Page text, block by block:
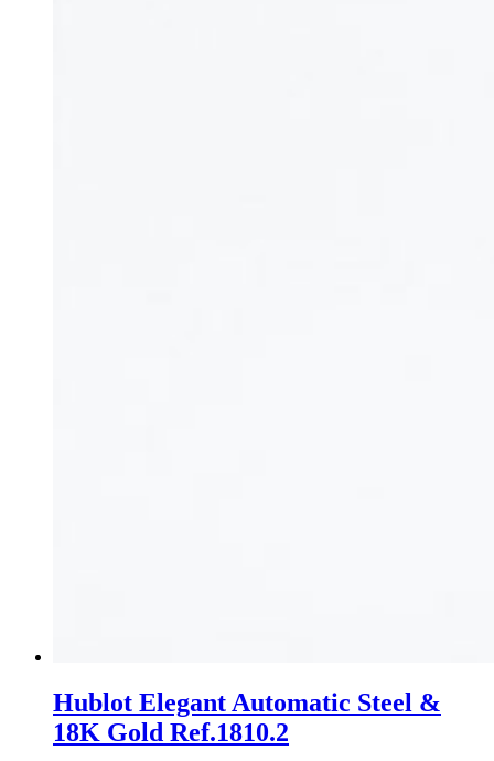
Hublot Elegant Automatic Steel &
18K Gold Ref.1810.2